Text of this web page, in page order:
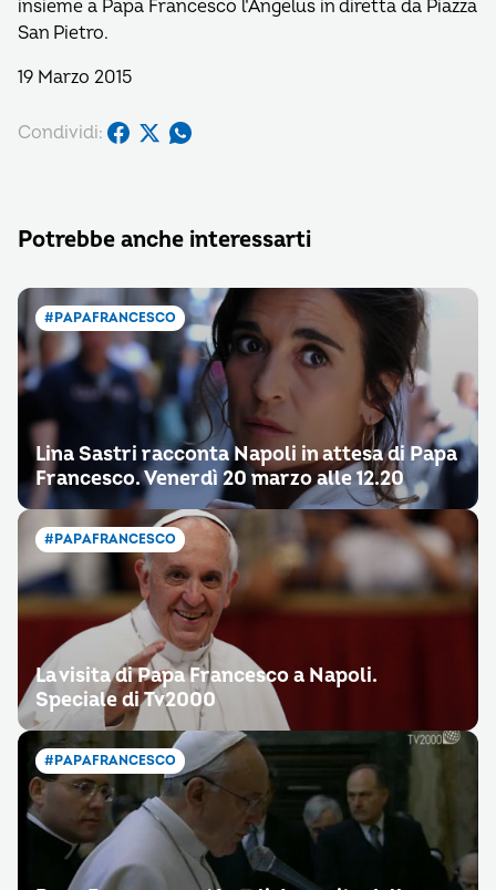
insieme a Papa Francesco l’Angelus in diretta da Piazza
San Pietro.
19 Marzo 2015
Condividi:
Potrebbe anche interessarti
#PAPAFRANCESCO
Lina Sastri racconta Napoli in attesa di Papa
Francesco. Venerdì 20 marzo alle 12.20
#PAPAFRANCESCO
La visita di Papa Francesco a Napoli.
Speciale di Tv2000
#PAPAFRANCESCO